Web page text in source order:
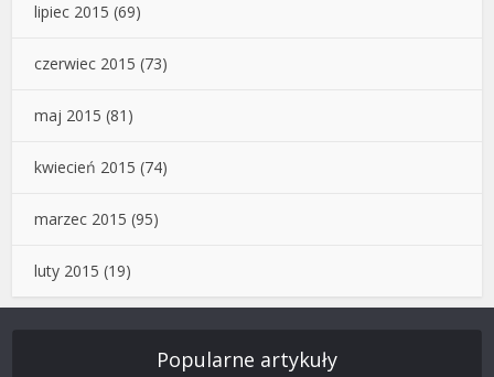
lipiec 2015 (69)
czerwiec 2015 (73)
maj 2015 (81)
kwiecień 2015 (74)
marzec 2015 (95)
luty 2015 (19)
Popularne artykuły